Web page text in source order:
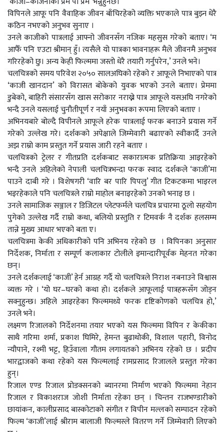
विपिनले आफू पनि वैवाहिक जीवन बाँचिरहेको व्यक्ति भएकाले पात्र बुझ्न धेरै
कठिन नभएको अनुभव सुनाए ।
उनले काजीको पात्रलाई आफ्नो जीवनसँग नजिक महसुस गरेको बताए। ‘म
आफैँ पनि एउटा श्रीमान् हुँ। त्यसैले यो पात्रका भावनाहरू मैले जीवनमै अनुभव
गरिरहेको छु। अन्य केही फिल्ममा जस्तो धेरै तयारी गर्नुपरेन,’ उनले भने।
चलचित्रको समय परिवेश २०५० सालअघिको रहेको र आफूले निभाएको पात्र
‘काजी खानदान’ को विरासत बोकेको युवक भएको उनले बताए। प्रेममा
डुबेको, बाहिरी संसारसँग खास सरोकार नराख्ने पात्र आफूले यसअघि नगरेको
भन्दै उनले यसलाई चुनौतीपूर्ण र नयाँ अनुभवका रूपमा लिएको बताए ।
अभिनयबारे बोल्दै विपीनले आफूले हरेक पात्रलाई फरक बनाउने प्रयास गर्ने
गरेको उल्लेख गरे। दर्शकको अपेक्षाले जिम्मेवारी बढाएको स्वीकार्दै उनले
अझ राम्रो काम प्रस्तुत गर्ने प्रयास जारी रहने बताए ।
चलचित्रको ट्रेलर र गीतप्रति दर्शकबाट सकारात्मक प्रतिक्रिया आइरहेको
भन्दै उनले अहिलेको नेपाली चलचित्रभन्दा फरक स्वाद दर्शकले ‘काजी’मा
पाउने दाबी गरे । विशेषगरी ‘वारि बर पारि पिपलु’ गीत टिकटकमा भाइरल
भइरहेकाले पनि चलचित्रले राम्रो माहोल बनाइरहेको उनको भनाइ छ ।
उनले सामाजिक सञ्जाल र डिजिटल प्लेटफर्मले चलचित्र प्रचारमा ठूलो सहयोग
पुगेको उल्लेख गर्दै राम्रो कथा, बलियो प्रस्तुति र टिमवर्क नै दर्शक हलसम्म
तान्ने मुख्य आधार भएको बता ए।
चलचित्रमा केकी अधिकारीको पनि अभिनय रहेको छ । विपिनका अनुसार
निर्देशक, निर्माता र सम्पूर्ण कलाकार टोलीले इमान्दारीपूर्वक मेहनत गरेका
छन्।
उनले दर्शकलाई ‘काजी’ हेर्न आग्रह गर्दै यो चलचित्रले निराश नबनाउने विश्वास
व्यक्त गरे । ‘यो घर–घरको कथा हो। दर्शकले आफूलाई पात्रहरूसँग जोड्न
सक्नुहुन्छ। अहिले आइरहेका फिल्ममध्ये फरक दृष्टिकोणको चलचित्र हो,’
उनले भने।
लक्ष्मण रिजालको निर्देशनमा तयार भएको यस फिल्ममा विपिन र केकीका
साथै गरिमा शर्मा, प्रकाश घिमिरे, हेमन्त बुढाथोकी, विशाल पहारी, विनोद
न्यौपाने, रश्मी भट्ट, हिउँवाला गौतम लगायतको अभिनय रहेको छ । प्रदीप
भारद्वाजको कथा रहेको यस फिल्मलाई रामप्रसाद रिजालले प्रस्तुत गरेका
हुन्।
रिजाल एण्ड रिजाल प्रोडक्सनको ब्यानरमा निर्माण भएको फिल्ममा नेहान
रिजाल र विकाशराज जोशी निर्माता रहेका छन् । चिन्तन राजभण्डारीको
छायांकन, कालीप्रसाद बास्कोटाको संगीत र विपीन मल्लको सम्पादन रहेको
फिल्म ‘काजी’लाई श्रीराम बालाजी फिल्मस्ले वितरण गर्ने जिम्मेवारी लिएको